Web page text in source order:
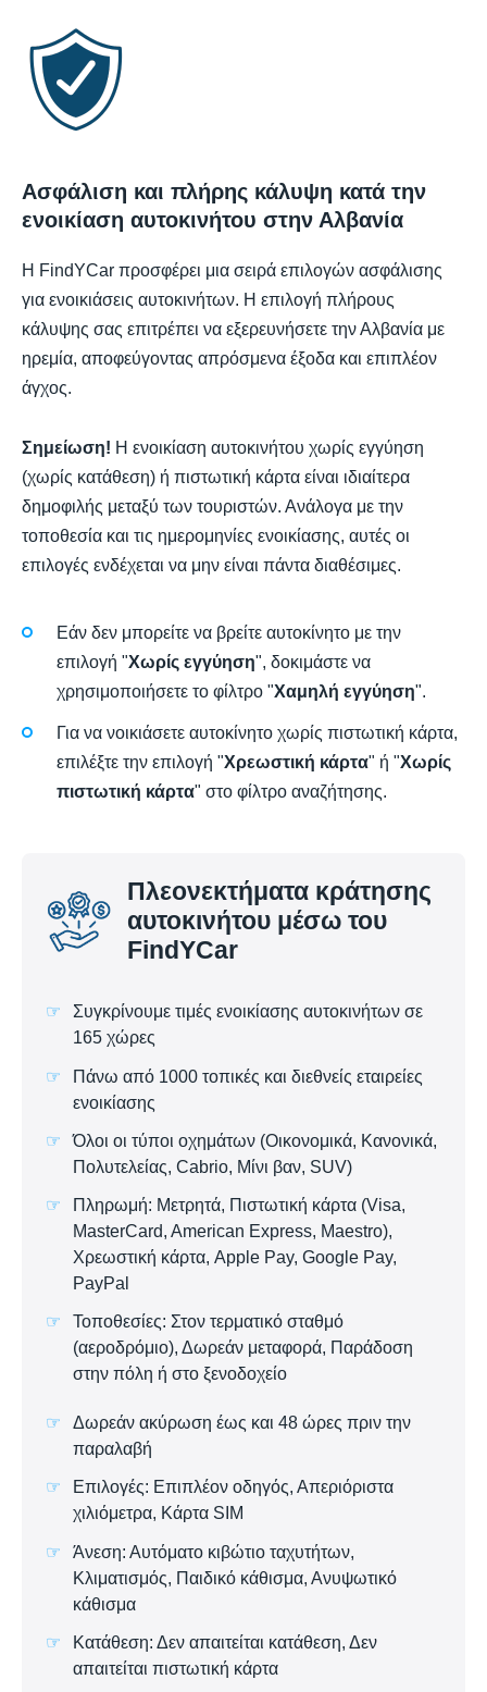
Ασφάλιση και πλήρης κάλυψη κατά την
ενοικίαση αυτοκινήτου στην Αλβανία
Η FindYCar προσφέρει μια σειρά επιλογών ασφάλισης
για ενοικιάσεις αυτοκινήτων. Η επιλογή πλήρους
κάλυψης σας επιτρέπει να εξερευνήσετε την Αλβανία με
ηρεμία, αποφεύγοντας απρόσμενα έξοδα και επιπλέον
άγχος.
Σημείωση! Η ενοικίαση αυτοκινήτου χωρίς εγγύηση
(χωρίς κατάθεση) ή πιστωτική κάρτα είναι ιδιαίτερα
δημοφιλής μεταξύ των τουριστών. Ανάλογα με την
τοποθεσία και τις ημερομηνίες ενοικίασης, αυτές οι
επιλογές ενδέχεται να μην είναι πάντα διαθέσιμες.
Εάν δεν μπορείτε να βρείτε αυτοκίνητο με την
επιλογή "Χωρίς εγγύηση", δοκιμάστε να
χρησιμοποιήσετε το φίλτρο "Χαμηλή εγγύηση".
Για να νοικιάσετε αυτοκίνητο χωρίς πιστωτική κάρτα,
επιλέξτε την επιλογή "Χρεωστική κάρτα" ή "Χωρίς
πιστωτική κάρτα" στο φίλτρο αναζήτησης.
Πλεονεκτήματα κράτησης
αυτοκινήτου μέσω του
FindYCar
Συγκρίνουμε τιμές ενοικίασης αυτοκινήτων σε
165 χώρες
Πάνω από 1000 τοπικές και διεθνείς εταιρείες
ενοικίασης
Όλοι οι τύποι οχημάτων (Οικονομικά, Κανονικά,
Πολυτελείας, Cabrio, Μίνι βαν, SUV)
Πληρωμή: Μετρητά, Πιστωτική κάρτα (Visa,
MasterCard, American Express, Maestro),
Χρεωστική κάρτα, Apple Pay, Google Pay,
PayPal
Τοποθεσίες: Στον τερματικό σταθμό
(αεροδρόμιο), Δωρεάν μεταφορά, Παράδοση
στην πόλη ή στο ξενοδοχείο
Δωρεάν ακύρωση έως και 48 ώρες πριν την
παραλαβή
Επιλογές: Επιπλέον οδηγός, Απεριόριστα
χιλιόμετρα, Κάρτα SIM
Άνεση: Αυτόματο κιβώτιο ταχυτήτων,
Κλιματισμός, Παιδικό κάθισμα, Ανυψωτικό
κάθισμα
Κατάθεση: Δεν απαιτείται κατάθεση, Δεν
απαιτείται πιστωτική κάρτα